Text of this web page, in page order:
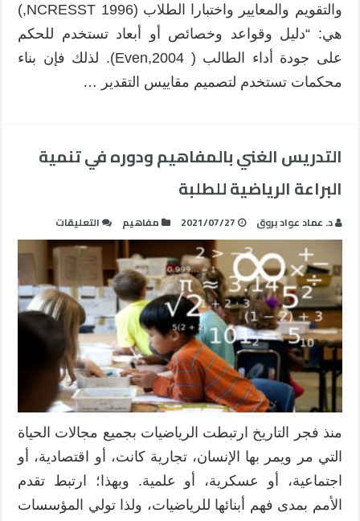
والتقويم والمعايير واختبارا الطلاب (1996 NCRESST,)
هي: “دليل وقواعد وخصائص أو أبعاد تستخدم للحكم
على جودة أداء الطالب ( Even,2004). لذلك فإن بناء
محكمات تستخدم لتصميم مقاييس التقدير …
التدريس الغني بالمفاهيم ودوره في تنمية
البراعة الرياضية للطلبة
د. عماد عواد بروق 2021/07/27 مفاهيم التعليقات
التدريس
الغني
بالمفاهيم
ودوره
في
تنمية
الرياضية
مغلقة
منذ فجر التاريخ ارتبطت الرياضيات بجميع مجالات الحياة
التي مر ويمر بها الإنسان، تجارية كانت، أو اقتصادية، أو
اجتماعية، أو عسكرية، أو علمية. وبهذا؛ ارتبط تقدم
الأمم بمدى فهم أبنائها للرياضيات، ولذا تولي المؤسسات